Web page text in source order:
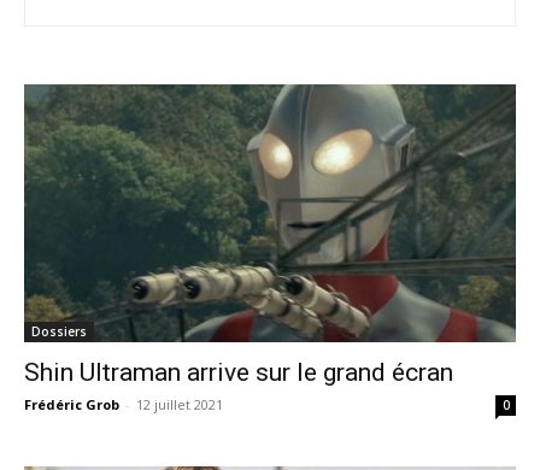
Dossiers
Shin Ultraman arrive sur le grand écran
Frédéric Grob - 12 juillet 2021 0